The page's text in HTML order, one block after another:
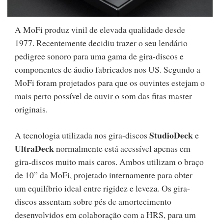
A MoFi produz vinil de elevada qualidade desde
1977. Recentemente decidiu trazer o seu lendário
pedigree sonoro para uma gama de gira-discos e
componentes de áudio fabricados nos US. Segundo a
MoFi foram projetados para que os ouvintes estejam o
mais perto possível de ouvir o som das fitas master
originais.
A tecnologia utilizada nos gira-discos StudioDecke
UltraDecknormalmente está acessível apenas em
gira-discos muito mais caros. Ambos utilizam o braço
de 10” da MoFi, projetado internamente para obter
um equilíbrio ideal entre rigidez e leveza. Os gira-
discos assentam sobre pés de amortecimento
desenvolvidos em colaboração com a HRS, para um